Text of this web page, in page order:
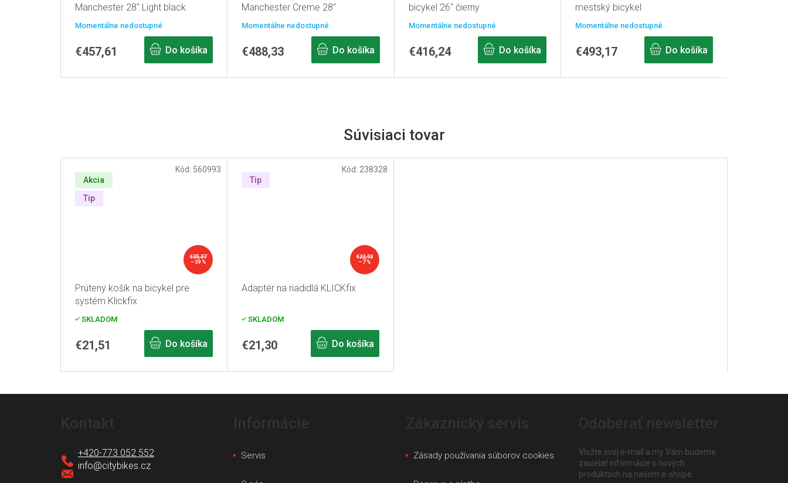
Súvisiaci tovar
Akcia
Tip
€35,37
–39 %
Prútený košík na bicykel pre
systém Klickfix
SKLADOM
€21,51 Do košíka
Kód: 560993
Tip
€22,93
–7 %
Adaptér na riadidlá KLICKfix
SKLADOM
€21,30 Do košíka
Kód: 238328
Manchester 28" Light black
Momentálne nedostupné
€457,61 Do košíka
Manchester Creme 28"
Momentálne nedostupné
€488,33 Do košíka
bicykel 26" čierny
Momentálne nedostupné
€416,24 Do košíka
mestský bicykel
Momentálne nedostupné
€493,17 Do košíka
info@citybikes.cz
+420-773 052 552 Servis Zásady používania súborov cookies
Vložte svoj e-mail a my Vám budeme
zasielať informácie o nových
produktoch na našom e-shope.